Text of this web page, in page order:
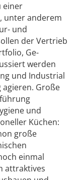
einer
unter anderem
und
der Vertrieb
Ge-
werden
und Industrial
Große
und
Küchen:
große
einmal
attraktives